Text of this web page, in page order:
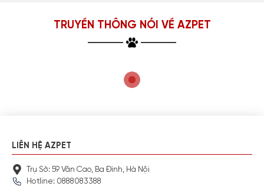
TRUYỀN THÔNG NÓI VỀ AZPET
LIÊN HỆ AZPET
Trụ Sở: 59 Văn Cao, Ba Đình, Hà Nội
Hotline: 0888083388